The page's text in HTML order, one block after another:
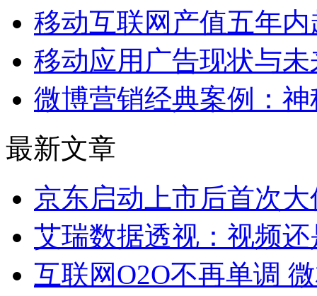
移动互联网产值五年
移动应用广告现状与
微博营销经典案例：
最新文章
京东启动上市后首次
艾瑞数据透视：视频
互联网O2O不再单调